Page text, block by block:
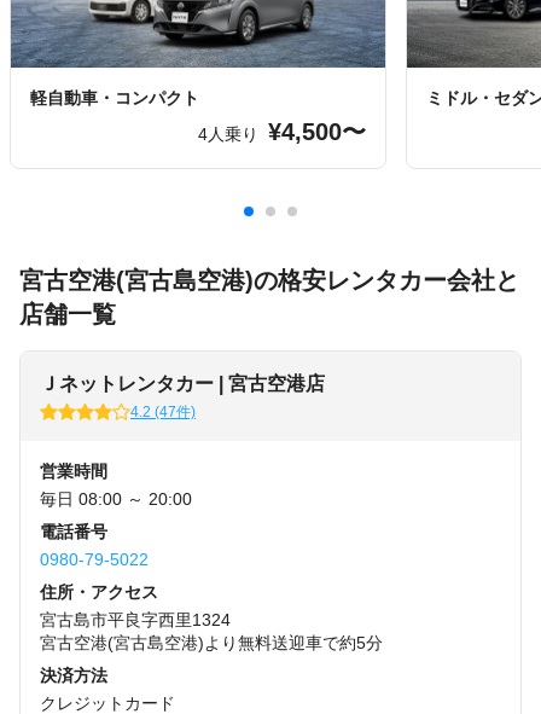
軽自動車・コンパクト
4人乗り
¥4,500〜
ミドル・セダ
宮古空港(宮古島空港)の格安レンタカー会社と
店舗一覧
Ｊネットレンタカー | 宮古空港店
4.2 (47件)
営業時間
毎日 08:00 ～ 20:00
電話番号
0980-79-5022
住所・アクセス
宮古島市平良字西里1324
宮古空港(宮古島空港)より無料送迎車で約5分
決済方法
クレジットカード